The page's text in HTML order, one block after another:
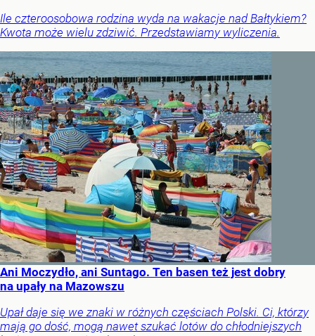
Ile czteroosobowa rodzina wyda na wakacje nad Bałtykiem?
Kwota może wielu zdziwić. Przedstawiamy wyliczenia.
Ani Moczydło, ani Suntago. Ten basen też jest dobry
na upały na Mazowszu
Upał daje się we znaki w różnych częściach Polski. Ci, którzy
mają go dość, mogą nawet szukać lotów do chłodniejszych